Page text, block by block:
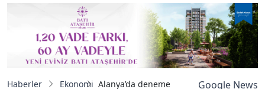
Haberler Ekonomi Alanya’da deneme amaçlı ekilenGoogle News